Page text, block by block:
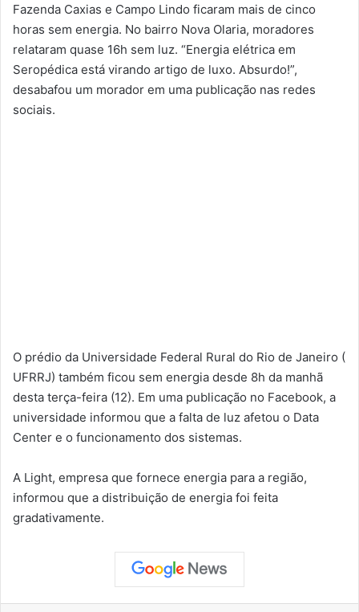
Fazenda Caxias e Campo Lindo ficaram mais de cinco
horas sem energia. No bairro Nova Olaria, moradores
relataram quase 16h sem luz. “Energia elétrica em
Seropédica está virando artigo de luxo. Absurdo!”,
desabafou um morador em uma publicação nas redes
sociais.
O prédio da Universidade Federal Rural do Rio de Janeiro (
UFRRJ) também ficou sem energia desde 8h da manhã
desta terça-feira (12). Em uma publicação no Facebook, a
universidade informou que a falta de luz afetou o Data
Center e o funcionamento dos sistemas.
A Light, empresa que fornece energia para a região,
informou que a distribuição de energia foi feita
gradativamente.